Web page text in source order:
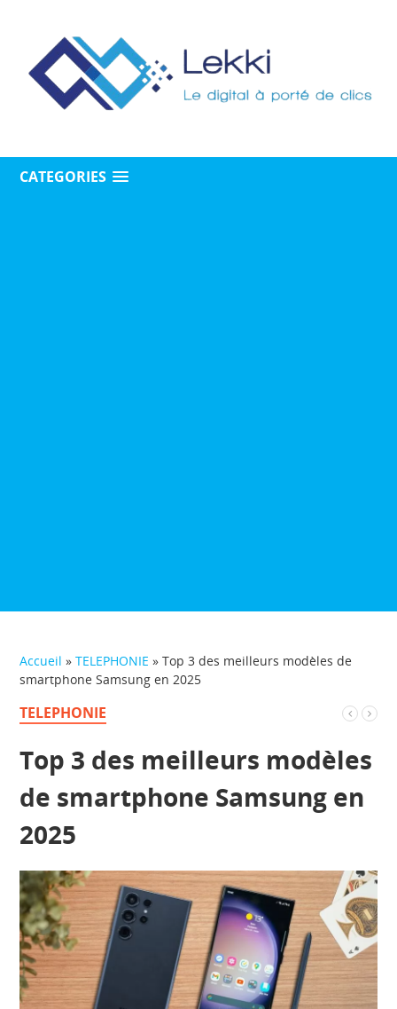
CATEGORIES
Accueil »TELEPHONIE »Top 3 des meilleurs modèles de
smartphone Samsung en 2025
TELEPHONIE
Top 3 des meilleurs modèles
de smartphone Samsung en
2025